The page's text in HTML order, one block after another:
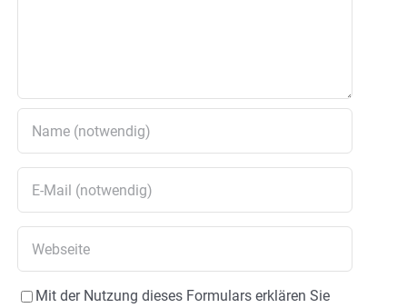
Mit der Nutzung dieses Formulars erklären Sie